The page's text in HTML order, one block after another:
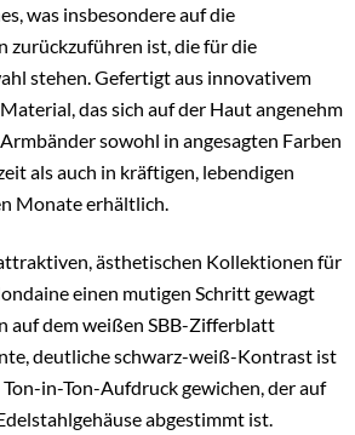
was insbesondere auf die
zurückzuführen ist, die für die
stehen. Gefertigt aus innovativem
das sich auf der Haut angenehm
sowohl in angesagten Farben
als auch in kräftigen, lebendigen
Monate erhältlich.
ästhetischen Kollektionen für
einen mutigen Schritt gewagt
auf dem weißen SBB-Zifferblatt
deutliche schwarz-weiß-Kontrast ist
in-Ton-Aufdruck gewichen, der auf
abgestimmt ist.